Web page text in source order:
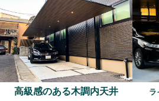
高級感のある木調内天井 ラ